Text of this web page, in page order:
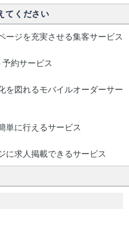
てください
ージを充実させる集客サービス
約サービス
を図れるモバイルオーダーサー
単に行えるサービス
に求人掲載できるサービス